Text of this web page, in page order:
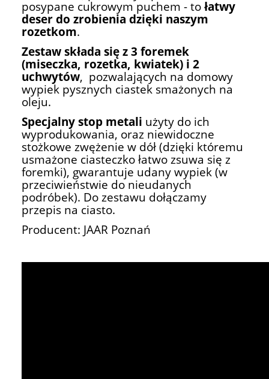
posypane cukrowym puchem - to łatwy
deser do zrobienia dzięki naszym
rozetkom.
Zestaw składa się z 3 foremek
(miseczka, rozetka, kwiatek) i 2
uchwytów, pozwalających na domowy
wypiek pysznych ciastek smażonych na
oleju.
Specjalny stop metali użyty do ich
wyprodukowania, oraz niewidoczne
stożkowe zwężenie w dół (dzięki któremu
usmażone ciasteczko łatwo zsuwa się z
foremki), gwarantuje udany wypiek (w
przeciwieństwie do nieudanych
podróbek). Do zestawu dołączamy
przepis na ciasto.
Producent: JAAR Poznań